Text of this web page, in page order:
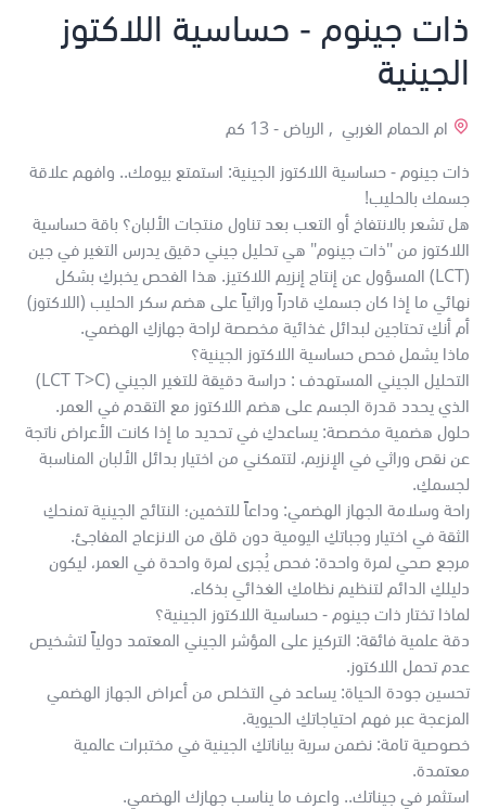
ذات جينوم - حساسية اللاكتوز
الجينية
ام الحمام الغربي , الرياض -13 كم
ذات جينوم - حساسية اللاكتوز الجينية: استمتع بيومك.. وافهم علاقة
جسمك بالحليب!
هل تشعر بالانتفاخ أو التعب بعد تناول منتجات الألبان؟ باقة حساسية
اللاكتوز من "ذات جينوم" هي تحليل جيني دقيق يدرس التغير في جين
(LCT) المسؤول عن إنتاج إنزيم اللاكتيز. هذا الفحص يخبركِ بشكل
نهائي ما إذا كان جسمكِ قادراً وراثياً على هضم سكر الحليب (اللاكتوز)
أم أنكِ تحتاجين لبدائل غذائية مخصصة لراحة جهازكِ الهضمي.
ماذا يشمل فحص حساسية اللاكتوز الجينية؟
التحليل الجيني المستهدف : دراسة دقيقة للتغير الجيني (LCT T>C)
الذي يحدد قدرة الجسم على هضم اللاكتوز مع التقدم في العمر.
حلول هضمية مخصصة: يساعدكِ في تحديد ما إذا كانت الأعراض ناتجة
عن نقص وراثي في الإنزيم، لتتمكني من اختيار بدائل الألبان المناسبة
لجسمكِ.
راحة وسلامة الجهاز الهضمي: وداعاً للتخمين؛ النتائج الجينية تمنحكِ
الثقة في اختيار وجباتكِ اليومية دون قلق من الانزعاج المفاجئ.
مرجع صحي لمرة واحدة: فحص يُجرى لمرة واحدة في العمر، ليكون
دليلكِ الدائم لتنظيم نظامكِ الغذائي بذكاء.
لماذا تختار ذات جينوم - حساسية اللاكتوز الجينية؟
دقة علمية فائقة: التركيز على المؤشر الجيني المعتمد دولياً لتشخيص
عدم تحمل اللاكتوز.
تحسين جودة الحياة: يساعد في التخلص من أعراض الجهاز الهضمي
المزعجة عبر فهم احتياجاتكِ الحيوية.
خصوصية تامة: نضمن سرية بياناتكِ الجينية في مختبرات عالمية
معتمدة.
استثمر في جيناتك.. واعرف ما يناسب جهازك الهضمي.